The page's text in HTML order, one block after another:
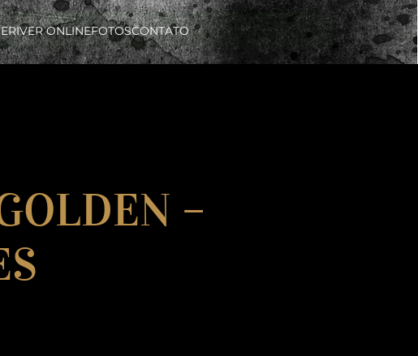
RIVER ONLINEFOTOSCONTATO
–